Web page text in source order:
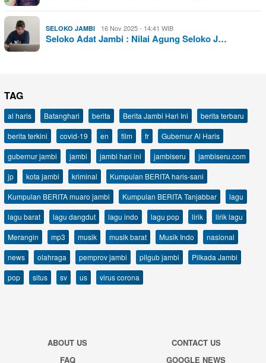
SELOKO JAMBI 16 Nov 2025 - 14:41 WIB
Seloko Adat Jambi : Nilai Agung Seloko J…
TAG
al haris Batanghari berita Berita Jambi Hari Ini
berita terbaru
berita terkini
covid-19 en film fr
Gubernur Al Haris
gubernur jambi
jambi jambi hari ini jambiseru
jambiseru.com
jp
kota jambi kriminal
Kumpulan BERITA haris-sani
Kumpulan BERITA muaro jambi
Kumpulan BERITA Tanjabbar
lagu
lagu barat
lagu dangdut lagu indo lagu pop lirik
lirik lagu
Merangin
mp3 musik musik barat Musik Indo
nasional
news
olahraga pemprov jambi pilgub jambi
Pilkada Jambi
pop
situs sv us virus corona
ABOUT US
CONTACT US
FAQ
GOOGLE NEWS